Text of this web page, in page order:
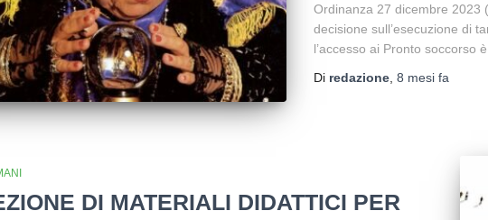
Ordinanza 27 dicembre 2023
decisione sull’esecuzione di
l’accesso ai Pronto soccorso
Di redazione, 8 mesifa
DI MATERIALI DIDATTICI PER